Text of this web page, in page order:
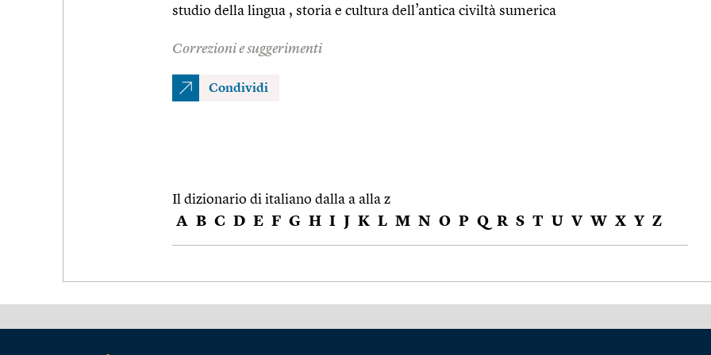
studio della lingua , storia e cultura dell’antica civiltà sumerica
Correzioni e suggerimenti
Condividi
Il dizionario di italiano dalla a alla z
A B C D E F G H I J K L M N O P Q R S T U V W X Y Z